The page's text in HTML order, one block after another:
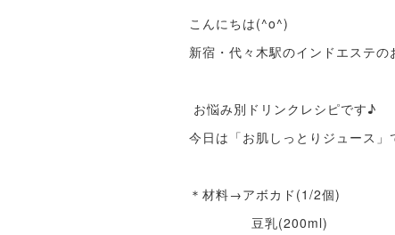
こんにちは(^o^)
新宿・代々木駅のインドエステ
お悩み別ドリンクレシピです♪
今日は「お肌しっとりジュース」
＊材料→アボカド(1/2個)
豆乳(200ml)